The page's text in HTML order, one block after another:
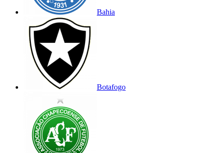
Bahia
Botafogo